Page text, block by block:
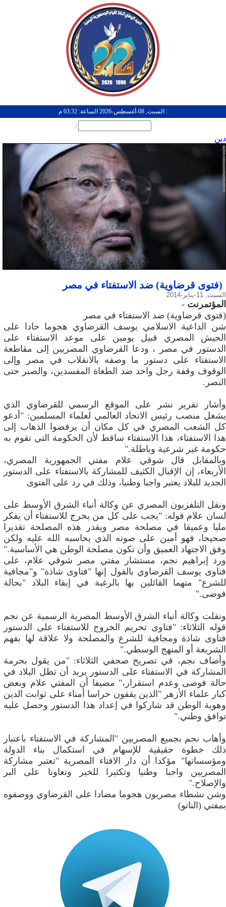
: السبت, 08-أغسطس-2026 الساعة: 03:32 م
:
دين
(فتوى قرضاوية) ضد الاستفتاء في مصر
السبت, 11-يناير-2014
المؤتمرنت -
(فتوى قرضاوية) ضد الاستفتاء في مصر
شن الداعية الاسلامي يوسف القرضاوي هجوما حادا على
الجيش المصري قبيل يومين على موعد الاستفتاء على
الدستور في مصر ، ودعا القرضاوي المصريين إلى مقاطعة
الاستفتاء على دستور ما وصفه بالانقلاب في مصر وإلى
الوقوف وقفة رجل واحد ضد الطغاة المفسدين، والصبر حتى
النصر.
وأشار تقرير نشر على الموقع الرسمي للقرضاوي الذي
يشغل منصب رئيس الاتحاد العالمي لعلماء المسلمين: "أدعو
كل الشعب المصري في كل مكان أن يرفضوا الذهاب إلى
هذا الاستفتاء، هذا الاستفتاء ساقط لأن الحكومة التي تقوم به
حكومة غير شرعية وباطلة."
وبالمقابل قال شوقي علام مفتي الجمهورية المصري،
الأربعاء، إن الإقبال الكثيف للمشاركة بالاستفتاء على الدستور
الجديد للبلاد يعتبر واجبا وطنيا، وذلك في رد على الفتوى
ونقل التلفزيون المصري عن وكالة أنباء الشرق الأوسط على
لسان علام قوله: "يجب على كل من يخرج للاستفتاء أن يفكر
مليا وعميقا في مصلحة مصر ويقدر هذه المصلحة تقديرا
صحيحا، فهو أمين على صوته الذي يحاسبه الله عليه ولكن
وفق الاجتهاد العميق وأن تكون مصلحة الوطن هي الأساسية."
ورد إبراهيم نجم، مستشار مفتي مصر شوقي علام، على
فتاوى يوسف القرضاوي بالقول إنها "فتاوى شاذة" و"مجافية
للشرع" متهما القائلين بها بالرغبة في إبقاء البلاد "بحالة
فوضى."
ونقلت وكالة أنباء الشرق الأوسط المصرية الرسمية عن نجم
قوله الثلاثاء: "فتاوى تحريم الخروج للاستفتاء على الدستور
فتاوى شاذة ومجافية للشرع والمصلحة ولا علاقة لها بفهم
الشريعة أو المنهج الوسطي."
وأضاف نجم، في تصريح صحفي الثلاثاء: "من يقول بحرمة
المشاركة في الاستفتاء على الدستور يريد أن تظل البلاد في
حالة فوضى وعدم استقرار،" مضيفا أن المفتي علام وبعض
كبار علماء الأزهر "الذين يقفون حراسا أمناء على ثوابت الدين
وهوية الوطن قد شاركوا في إعداد هذا الدستور وحصل عليه
توافق وطني."
وأهاب نجم بجميع المصريين "المشاركة في الاستفتاء باعتبار
ذلك خطوة حقيقية للإسهام في استكمال بناء الدولة
ومؤسساتها" مؤكدا أن دار الافتاء المصرية "تعتبر مشاركة
المصريين واجبا وطنيا وتكثيرا للخير وتعاونا على البر
والإصلاح."
وشن نشطاء مصريون هجوما مضادا على القرضاوي ووصفوه
بمفتي (الناتو)